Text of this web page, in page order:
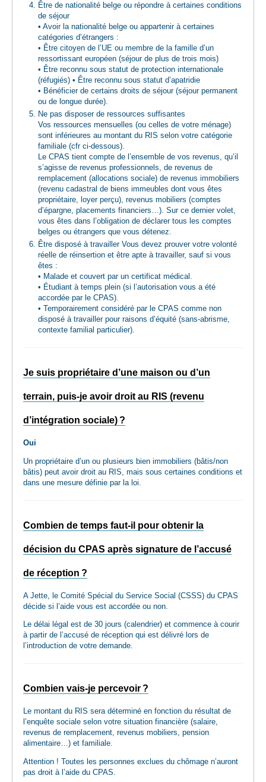
Être de nationalité belge ou répondre à certaines conditions
de séjour
• Avoir la nationalité belge ou appartenir à certaines
catégories d’étrangers :
• Être citoyen de l’UE ou membre de la famille d’un
ressortissant européen (séjour de plus de trois mois)
• Être reconnu sous statut de protection internationale
(réfugiés) • Être reconnu sous statut d’apatridie
• Bénéficier de certains droits de séjour (séjour permanent
ou de longue durée).
Ne pas disposer de ressources suffisantes
Vos ressources mensuelles (ou celles de votre ménage)
sont inférieures au montant du RIS selon votre catégorie
familiale (cfr ci-dessous).
Le CPAS tient compte de l’ensemble de vos revenus, qu’il
s’agisse de revenus professionnels, de revenus de
remplacement (allocations sociale) de revenus immobiliers
(revenu cadastral de biens immeubles dont vous êtes
propriétaire, loyer perçu), revenus mobiliers (comptes
d’épargne, placements financiers…). Sur ce dernier volet,
vous êtes dans l’obligation de déclarer tous les comptes
belges ou étrangers que vous détenez.
Être disposé à travailler Vous devez prouver votre volonté
réelle de réinsertion et être apte à travailler, sauf si vous
êtes :
• Malade et couvert par un certificat médical.
• Étudiant à temps plein (si l’autorisation vous a été
accordée par le CPAS).
• Temporairement considéré par le CPAS comme non
disposé à travailler pour raisons d’équité (sans-abrisme,
contexte familial particulier).
Je suis propriétaire d’une maison ou d’un
terrain, puis-je avoir droit au RIS (revenu
d’intégration sociale) ?
Oui
Un propriétaire d’un ou plusieurs bien immobiliers (bâtis/non
bâtis) peut avoir droit au RIS, mais sous certaines conditions et
dans une mesure définie par la loi.
Combien de temps faut-il pour obtenir la
décision du CPAS après signature de l’accusé
de réception ?
A Jette, le Comité Spécial du Service Social (CSSS) du CPAS
décide si l’aide vous est accordée ou non.
Le délai légal est de 30 jours (calendrier) et commence à courir
à partir de l’accusé de réception qui est délivré lors de
l’introduction de votre demande.
Combien vais-je percevoir ?
Le montant du RIS sera déterminé en fonction du résultat de
l’enquête sociale selon votre situation financière (salaire,
revenus de remplacement, revenus mobiliers, pension
alimentaire…) et familiale.
Attention ! Toutes les personnes exclues du chômage n’auront
pas droit à l’aide du CPAS.